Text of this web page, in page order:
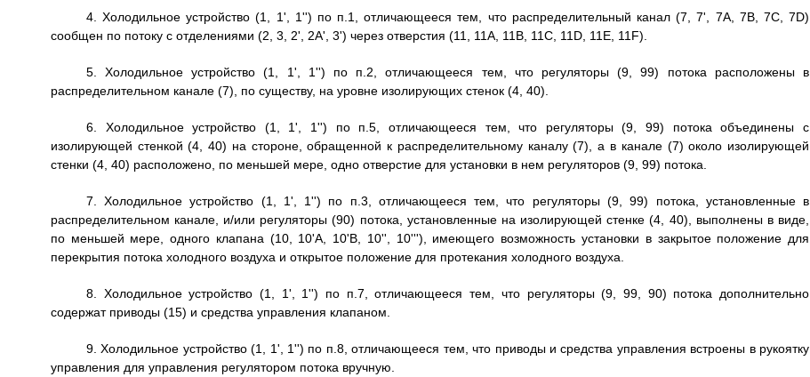
4. Холодильное устройство (1, 1', 1'') по п.1, отличающееся тем, что распределительный канал (7, 7', 7A, 7B, 7C, 7D)
сообщен по потоку с отделениями (2, 3, 2', 2A', 3') через отверстия (11, 11A, 11B, 11C, 11D, 11E, 11F).
5. Холодильное устройство (1, 1', 1'') по п.2, отличающееся тем, что регуляторы (9, 99) потока расположены в
распределительном канале (7), по существу, на уровне изолирующих стенок (4, 40).
6. Холодильное устройство (1, 1', 1'') по п.5, отличающееся тем, что регуляторы (9, 99) потока объединены с
изолирующей стенкой (4, 40) на стороне, обращенной к распределительному каналу (7), а в канале (7) около изолирующей
стенки (4, 40) расположено, по меньшей мере, одно отверстие для установки в нем регуляторов (9, 99) потока.
7. Холодильное устройство (1, 1', 1'') по п.3, отличающееся тем, что регуляторы (9, 99) потока, установленные в
распределительном канале, и/или регуляторы (90) потока, установленные на изолирующей стенке (4, 40), выполнены в виде,
по меньшей мере, одного клапана (10, 10'A, 10'B, 10'', 10'''), имеющего возможность установки в закрытое положение для
перекрытия потока холодного воздуха и открытое положение для протекания холодного воздуха.
8. Холодильное устройство (1, 1', 1'') по п.7, отличающееся тем, что регуляторы (9, 99, 90) потока дополнительно
содержат приводы (15) и средства управления клапаном.
9. Холодильное устройство (1, 1', 1'') по п.8, отличающееся тем, что приводы и средства управления встроены в рукоятку
управления для управления регулятором потока вручную.